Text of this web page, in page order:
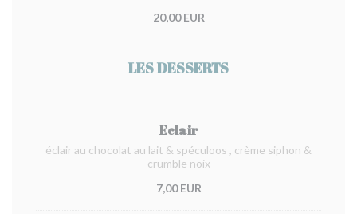
20,00 EUR
LES DESSERTS
Eclair
éclair au chocolat au lait & spéculoos , crème siphon &
crumble noix
7,00 EUR